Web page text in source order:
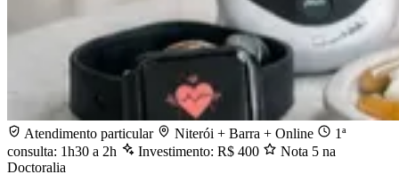
Atendimento particular Niterói + Barra + Online
1ª
consulta: 1h30 a 2h
Investimento: R$ 400
Nota 5 na
Doctoralia